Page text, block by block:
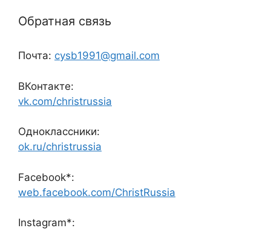
Обратная связь
Почта: cysb1991@gmail.com
ВКонтакте:
vk.com/christrussia
Одноклассники:
ok.ru/christrussia
Facebook*:
web.facebook.com/ChristRussia
Instagram*: